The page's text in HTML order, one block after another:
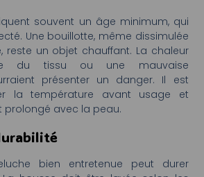
souvent un âge minimum, qui
Une bouillotte, même dissimulée
reste un objet chauffant. La chaleur
du tissu ou une mauvaise
présenter un danger. Il est
la température avant usage et
prolongé avec la peau.
bien entretenue peut durer